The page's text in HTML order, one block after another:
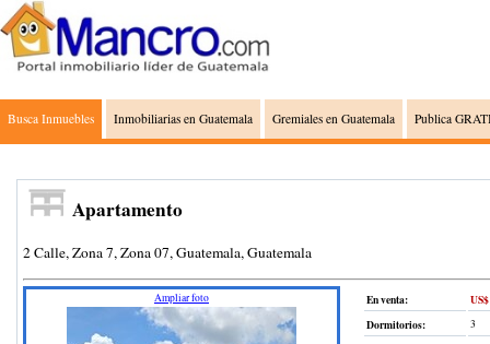
Busca Inmuebles Inmobiliarias en Guatemala Gremiales en Guatemala Publica
Apartamento
2 Calle, Zona 7, Zona 07, Guatemala, Guatemala
Ampliar foto En venta:
Dormitorios:
3